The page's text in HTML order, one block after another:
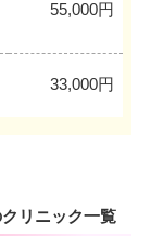
55,000円
33,000円
リニック一覧